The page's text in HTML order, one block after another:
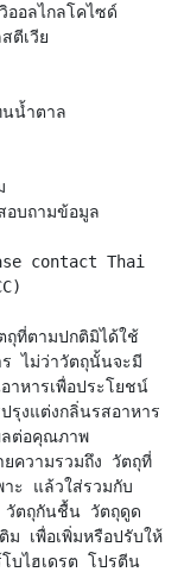
ลไกลโคไซด์
เวีย
น้ำตาล
อบถามข้อมูล
contact Thai
ที่ตามปกติมิได้ใช้
ไม่ว่าวัตถุนั้นจะมี
าหารเพื่อประโยชน์
รุงแต่งกลิ่นรสอาหาร
ลต่อคุณภาพ
ความรวมถึง วัตถุที่
าะ แล้วใส่รวมกับ
วัตถุกันชื้น วัตถุดูด
ม เพื่อเพิ่มหรือปรับให้
บไฮเดรต โปรตีน